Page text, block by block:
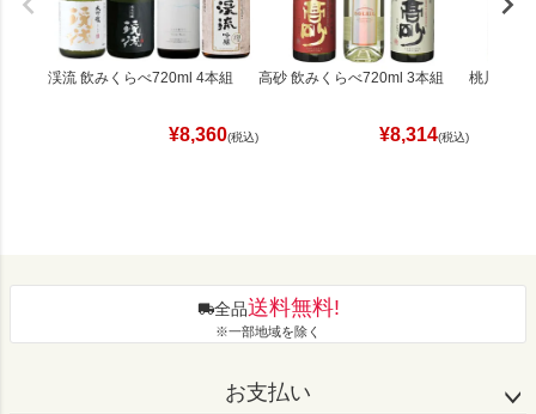
渓流 飲みくらべ720ml 4本組
¥8,360(税込)
高砂 飲みくらべ720ml 3本組
¥8,314(税込)
桃川 飲み
全品送料無料!
※一部地域を除く
お支払い